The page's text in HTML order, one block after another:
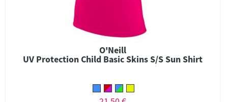
O'Neill
UV Protection Child Basic Skins S/S Sun Shirt